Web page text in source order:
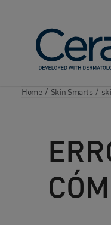
Home / Skin Smarts /